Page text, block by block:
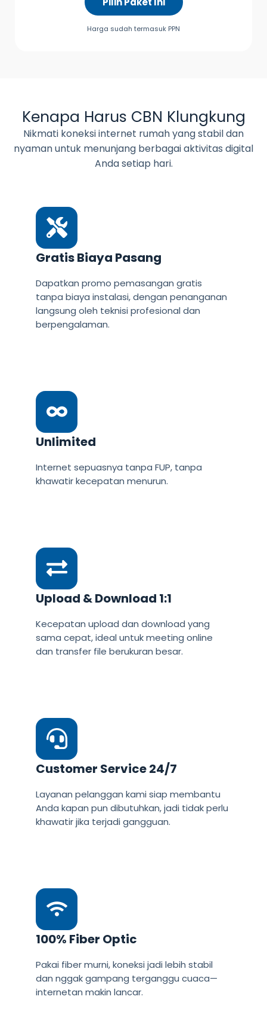
Harga sudah termasuk PPN
Kenapa Harus CBN Klungkung
Nikmati koneksi internet rumah yang stabil dan
nyaman untuk menunjang berbagai aktivitas digital
Anda setiap hari.
Gratis Biaya Pasang
Dapatkan promo pemasangan gratis
tanpa biaya instalasi, dengan penanganan
langsung oleh teknisi profesional dan
berpengalaman.
Unlimited
Internet sepuasnya tanpa FUP, tanpa
khawatir kecepatan menurun.
Upload & Download 1:1
Kecepatan upload dan download yang
sama cepat, ideal untuk meeting online
dan transfer file berukuran besar.
Customer Service 24/7
Layanan pelanggan kami siap membantu
Anda kapan pun dibutuhkan, jadi tidak perlu
khawatir jika terjadi gangguan.
100% Fiber Optic
Pakai fiber murni, koneksi jadi lebih stabil
dan nggak gampang terganggu cuaca—
internetan makin lancar.